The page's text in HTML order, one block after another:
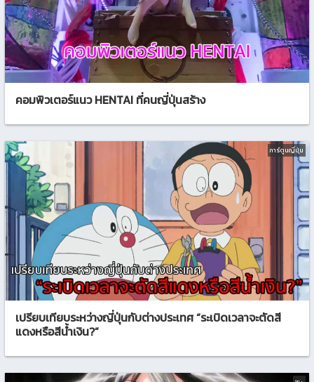
คอมพิวเตอร์แนว HENTAI ที่คนญี่ปุ่นสร้าง
การ์ตูนญี่ปุ่น
เปรียบเทียบระหว่างญี่ปุ่นกับต่างประเทศ “ระเบิดเวลาจะตัดสี
แดงหรือสีน้ำเงิน?”